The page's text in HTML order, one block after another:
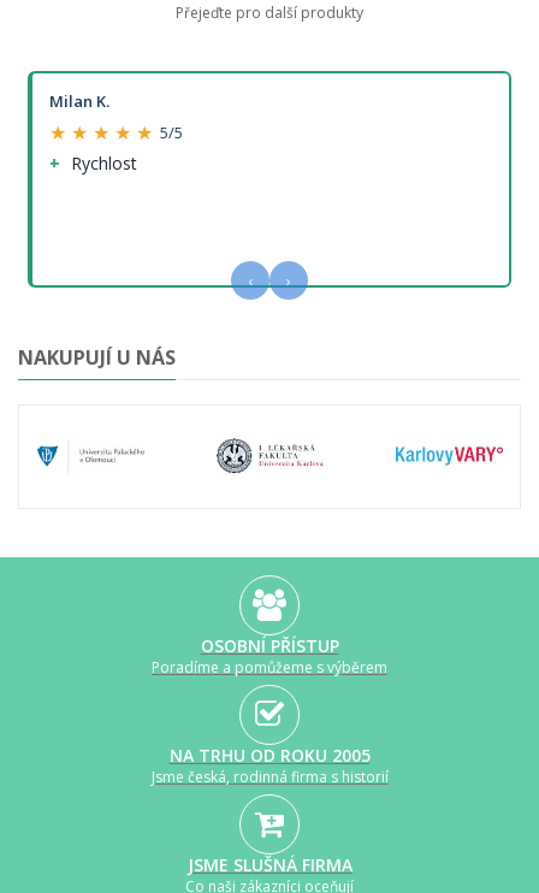
Přejeďte pro další produkty
Milan K.
★ ★ ★ ★ ★ 5/5
Rychlost
‹ ›
NAKUPUJÍ U NÁS
OSOBNÍ PŘÍSTUP
Poradíme a pomůžeme s výběrem
NA TRHU OD ROKU 2005
Jsme česká, rodinná firma s historií
JSME SLUŠNÁ FIRMA
Co naši zákazníci oceňují